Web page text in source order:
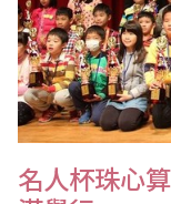
名人杯珠心